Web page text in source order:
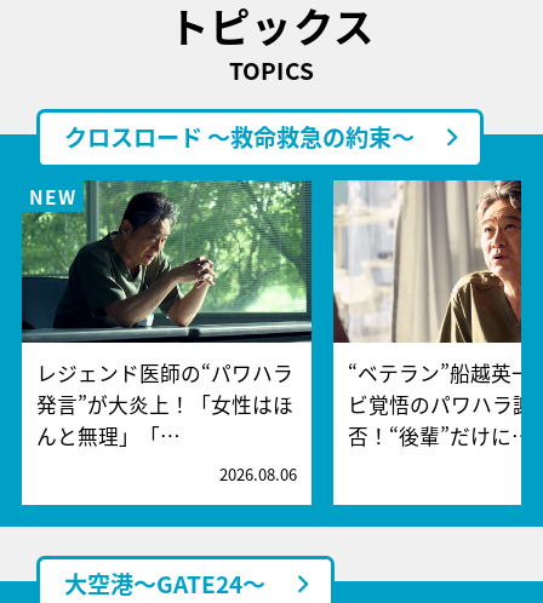
トピックス
TOPICS
クロスロード ～救命救急の約束～
レジェンド医師の“パワハラ
発言”が大炎上！「女性はほ
んと無理」「…
2026.08.06
“ベテラン”船越英一
ビ覚悟のパワハラ謝
否！“後輩”だけに…
大空港～GATE24～